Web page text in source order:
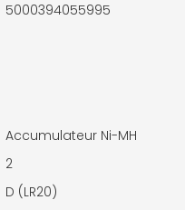
5000394055995
Accumulateur Ni-MH
2
D (LR20)